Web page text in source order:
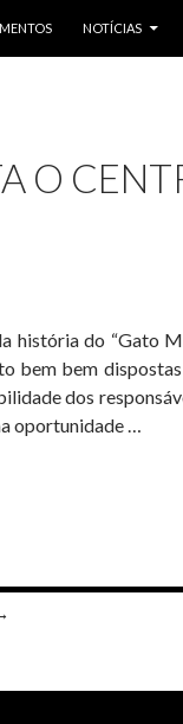
NOTÍCIAS
O
história do “Gato
bem bem
dos
oportunidade …